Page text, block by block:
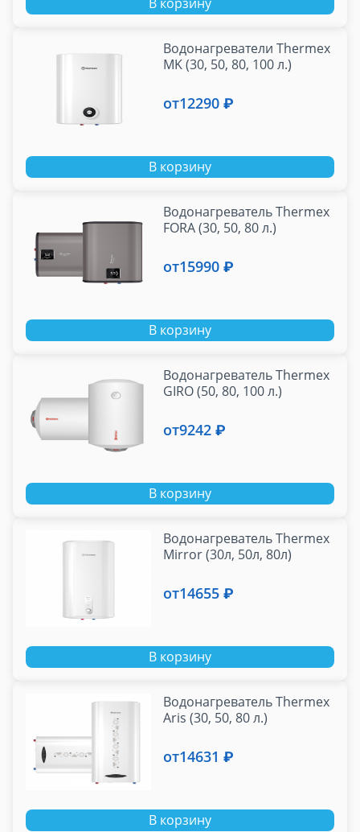
Водонагреватели Thermex
MK (30, 50, 80, 100 л.)
от12290 ₽
В корзину
Водонагреватель Thermex
FORA (30, 50, 80 л.)
от15990 ₽
В корзину
Водонагреватель Thermex
GIRO (50, 80, 100 л.)
от9242 ₽
В корзину
Водонагреватель Thermex
Mirror (30л, 50л, 80л)
от14655 ₽
В корзину
Водонагреватель Thermex
Aris (30, 50, 80 л.)
от14631 ₽
В корзину